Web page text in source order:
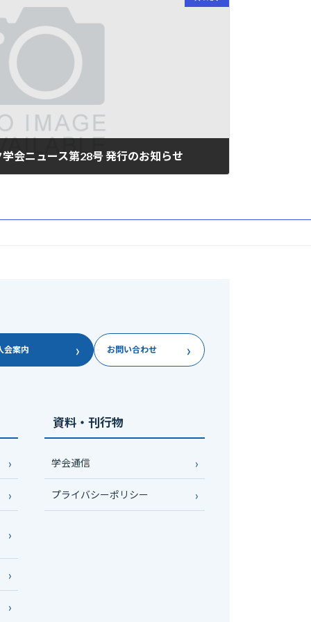
会ニュース第28号 発行のお知らせ
会案内 › お問い合わせ ›
資料・刊行物
学会通信
プライバシーポリシー